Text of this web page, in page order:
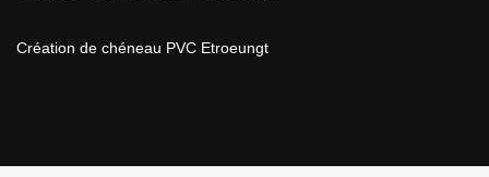
Création de chéneau PVC Etroeungt